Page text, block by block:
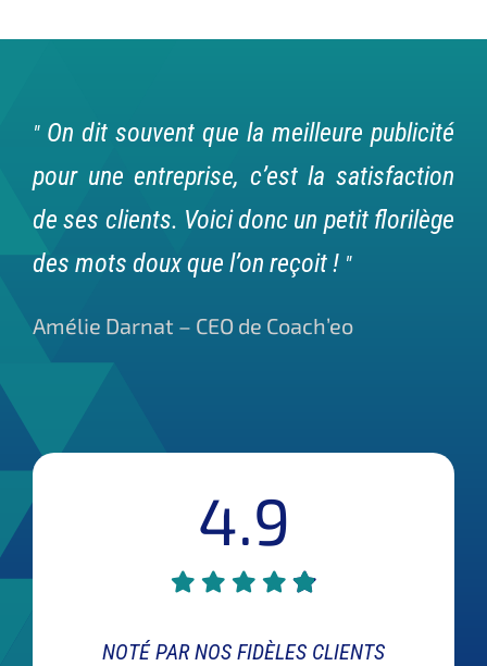
On dit souvent que la meilleure publicité
pour une entreprise, c’est la satisfaction
de ses clients. Voici donc un petit florilège
des mots doux que l’on reçoit !
Amélie Darnat – CEO de Coach’eo
4.9
NOTÉ PAR NOS FIDÈLES CLIENTS